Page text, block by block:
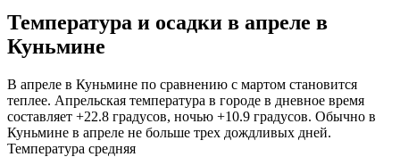
Температура и осадки в апреле в
Куньмине
В апреле в Куньмине по сравнению с мартом становится
теплее. Апрельская температура в городе в дневное время
составляет +22.8 градусов, ночью +10.9 градусов. Обычно в
Куньмине в апреле не больше трех дождливых дней.
Температура средняя